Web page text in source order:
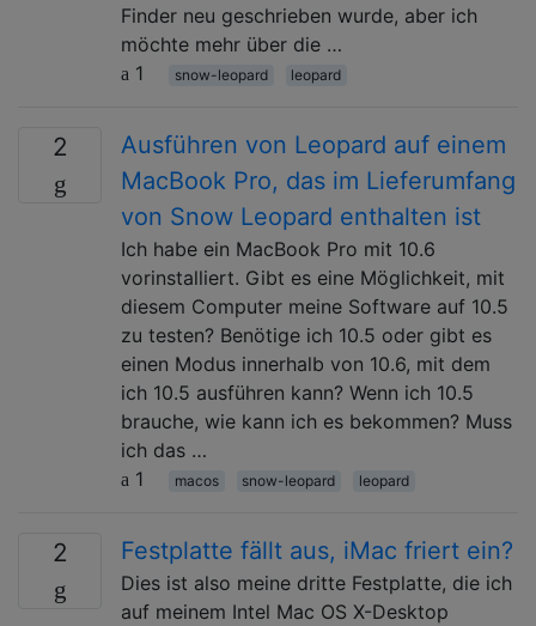
Finder neu geschrieben wurde, aber ich
möchte mehr über die …
1
snow-leopard leopard
2
Ausführen von Leopard auf einem
MacBook Pro, das im Lieferumfang
von Snow Leopard enthalten ist
Ich habe ein MacBook Pro mit 10.6
vorinstalliert. Gibt es eine Möglichkeit, mit
diesem Computer meine Software auf 10.5
zu testen? Benötige ich 10.5 oder gibt es
einen Modus innerhalb von 10.6, mit dem
ich 10.5 ausführen kann? Wenn ich 10.5
brauche, wie kann ich es bekommen? Muss
ich das …
1
macos snow-leopard leopard
2 Festplatte fällt aus, iMac friert ein?
Dies ist also meine dritte Festplatte, die ich
auf meinem Intel Mac OS X-Desktop